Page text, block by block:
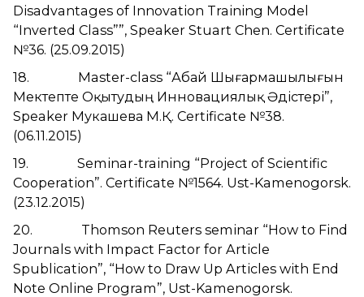
Disadvantages of Innovation Training Model
“Inverted Class””, Speaker Stuart Chen. Certificate
№36. (25.09.2015)
18. Master-class “Абай Шығармашылығын
Мектепте Оқытудың Инновациялық Әдістері”,
Speaker Мукашева М.Қ. Certificate №38.
(06.11.2015)
19. Seminar-training “Project of Scientific
Cooperation”. Certificate №1564. Ust-Kamenogorsk.
(23.12.2015)
20. Thomson Reuters seminar “How to Find
Journals with Impact Factor for Article
Spublication”, “How to Draw Up Articles with End
Note Online Program”, Ust-Kamenogorsk.